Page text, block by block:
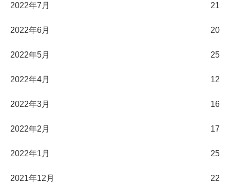
2022年7月 21
2022年6月 20
2022年5月 25
2022年4月 12
2022年3月 16
2022年2月 17
2022年1月 25
2021年12月 22